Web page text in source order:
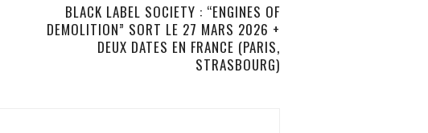
BLACK LABEL SOCIETY : “ENGINES OF
DEMOLITION” SORT LE 27 MARS 2026 +
DEUX DATES EN FRANCE (PARIS,
STRASBOURG)